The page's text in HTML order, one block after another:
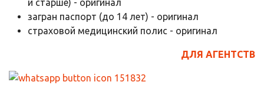
и старше) - оригинал
загран паспорт (до 14 лет) - оригинал
страховой медицинский полис - оригинал
ДЛЯ АГЕНТСТВ